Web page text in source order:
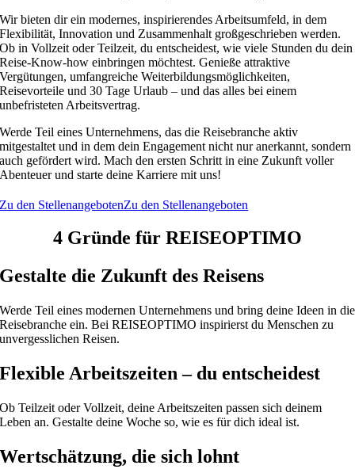
Wir bieten dir ein modernes, inspirierendes Arbeitsumfeld, in dem
Flexibilität, Innovation und Zusammenhalt großgeschrieben werden.
Ob in Vollzeit oder Teilzeit, du entscheidest, wie viele Stunden du dein
Reise-Know-how einbringen möchtest. Genieße attraktive
Vergütungen, umfangreiche Weiterbildungsmöglichkeiten,
Reisevorteile und 30 Tage Urlaub – und das alles bei einem
unbefristeten Arbeitsvertrag.
Werde Teil eines Unternehmens, das die Reisebranche aktiv
mitgestaltet und in dem dein Engagement nicht nur anerkannt, sondern
auch gefördert wird. Mach den ersten Schritt in eine Zukunft voller
Abenteuer und starte deine Karriere mit uns!
Zu den StellenangebotenZu den Stellenangeboten
4 Gründe für REISEOPTIMO
Gestalte die Zukunft des Reisens
Werde Teil eines modernen Unternehmens und bring deine Ideen in die
Reisebranche ein. Bei REISEOPTIMO inspirierst du Menschen zu
unvergesslichen Reisen.
Flexible Arbeitszeiten – du entscheidest
Ob Teilzeit oder Vollzeit, deine Arbeitszeiten passen sich deinem
Leben an. Gestalte deine Woche so, wie es für dich ideal ist.
Wertschätzung, die sich lohnt